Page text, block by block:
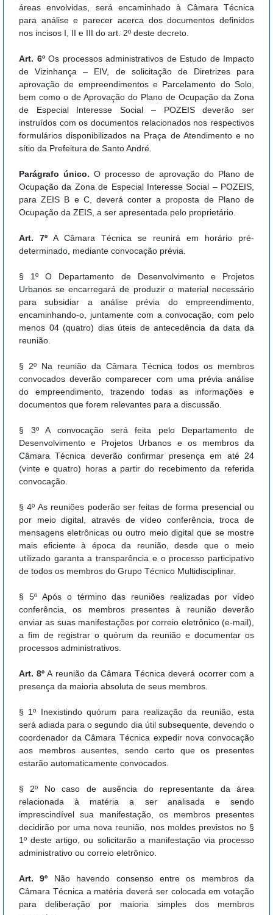
áreas envolvidas, será encaminhado à Câmara Técnica
para análise e parecer acerca dos documentos definidos
nos incisos I, II e III do art. 2º deste decreto.
Art. 6ºOs processos administrativos de Estudo de Impacto
de Vizinhança – EIV, de solicitação de Diretrizes para
aprovação de empreendimentos e Parcelamento do Solo,
bem como o de Aprovação do Plano de Ocupação da Zona
de Especial Interesse Social – POZEIS deverão ser
instruídos com os documentos relacionados nos respectivos
formulários disponibilizados na Praça de Atendimento e no
sítio da Prefeitura de Santo André.
Parágrafo único. O processo de aprovação do Plano de
Ocupação da Zona de Especial Interesse Social – POZEIS,
para ZEIS B e C, deverá conter a proposta de Plano de
Ocupação da ZEIS, a ser apresentada pelo proprietário.
Art. 7º A Câmara Técnica se reunirá em horário pré-
determinado, mediante convocação prévia.
§ 1º O Departamento de Desenvolvimento e Projetos
Urbanos se encarregará de produzir o material necessário
para subsidiar a análise prévia do empreendimento,
encaminhando-o, juntamente com a convocação, com pelo
menos 04 (quatro) dias úteis de antecedência da data da
reunião.
§ 2º Na reunião da Câmara Técnica todos os membros
convocados deverão comparecer com uma prévia análise
do empreendimento, trazendo todas as informações e
documentos que forem relevantes para a discussão.
§ 3º A convocação será feita pelo Departamento de
Desenvolvimento e Projetos Urbanos e os membros da
Câmara Técnica deverão confirmar presença em até 24
(vinte e quatro) horas a partir do recebimento da referida
convocação.
§ 4º As reuniões poderão ser feitas de forma presencial ou
por meio digital, através de vídeo conferência, troca de
mensagens eletrônicas ou outro meio digital que se mostre
mais eficiente à época da reunião, desde que o meio
utilizado garanta a transparência e o processo participativo
de todos os membros do Grupo Técnico Multidisciplinar.
§ 5º Após o término das reuniões realizadas por vídeo
conferência, os membros presentes à reunião deverão
enviar as suas manifestações por correio eletrônico (e-mail),
a fim de registrar o quórum da reunião e documentar os
processos administrativos.
Art. 8º A reunião da Câmara Técnica deverá ocorrer com a
presença da maioria absoluta de seus membros.
§ 1º Inexistindo quórum para realização da reunião, esta
será adiada para o segundo dia útil subsequente, devendo o
coordenador da Câmara Técnica expedir nova convocação
aos membros ausentes, sendo certo que os presentes
estarão automaticamente convocados.
§ 2º No caso de ausência do representante da área
relacionada à matéria a ser analisada e sendo
imprescindível sua manifestação, os membros presentes
decidirão por uma nova reunião, nos moldes previstos no §
1º deste artigo, ou solicitarão a manifestação via processo
administrativo ou correio eletrônico.
Art. 9º Não havendo consenso entre os membros da
Câmara Técnica a matéria deverá ser colocada em votação
para deliberação por maioria simples dos membros